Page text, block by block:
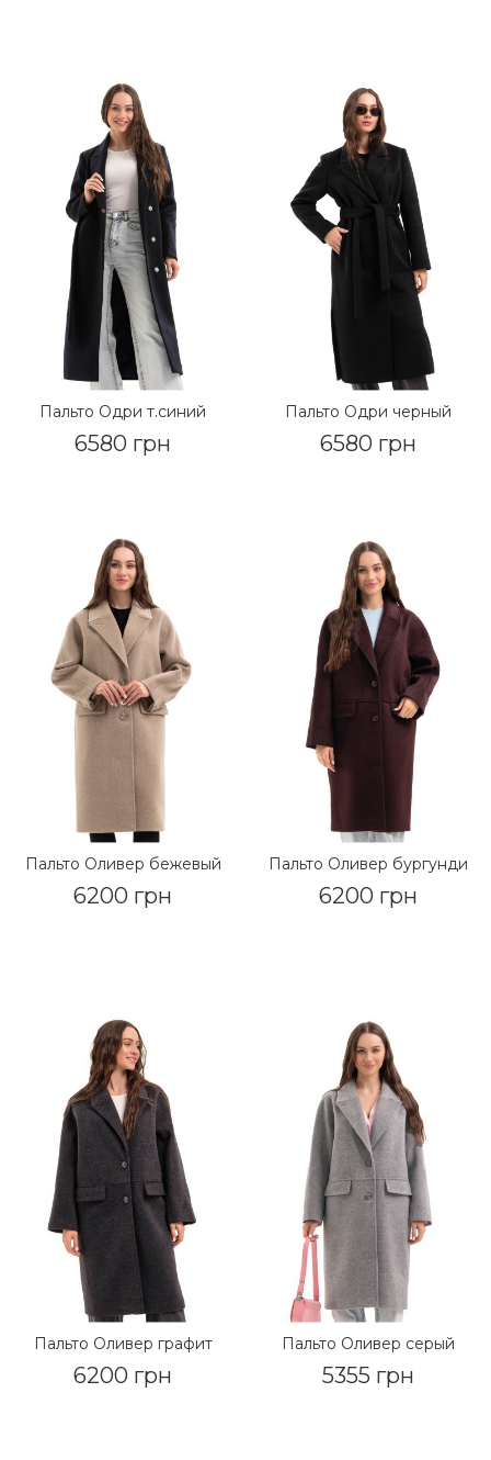
Пальто Одри т.синий
6580 грн
Пальто Одри черный
6580 грн
Пальто Оливер бежевый
6200 грн
Пальто Оливер бургунди
6200 грн
Пальто Оливер графит
6200 грн
Пальто Оливер серый
5355 грн